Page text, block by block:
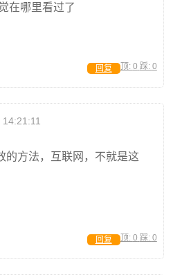
在哪里看过了
顶: 0 踩: 0
回复
的方法，互联网，不就是这
顶: 0 踩: 0
回复